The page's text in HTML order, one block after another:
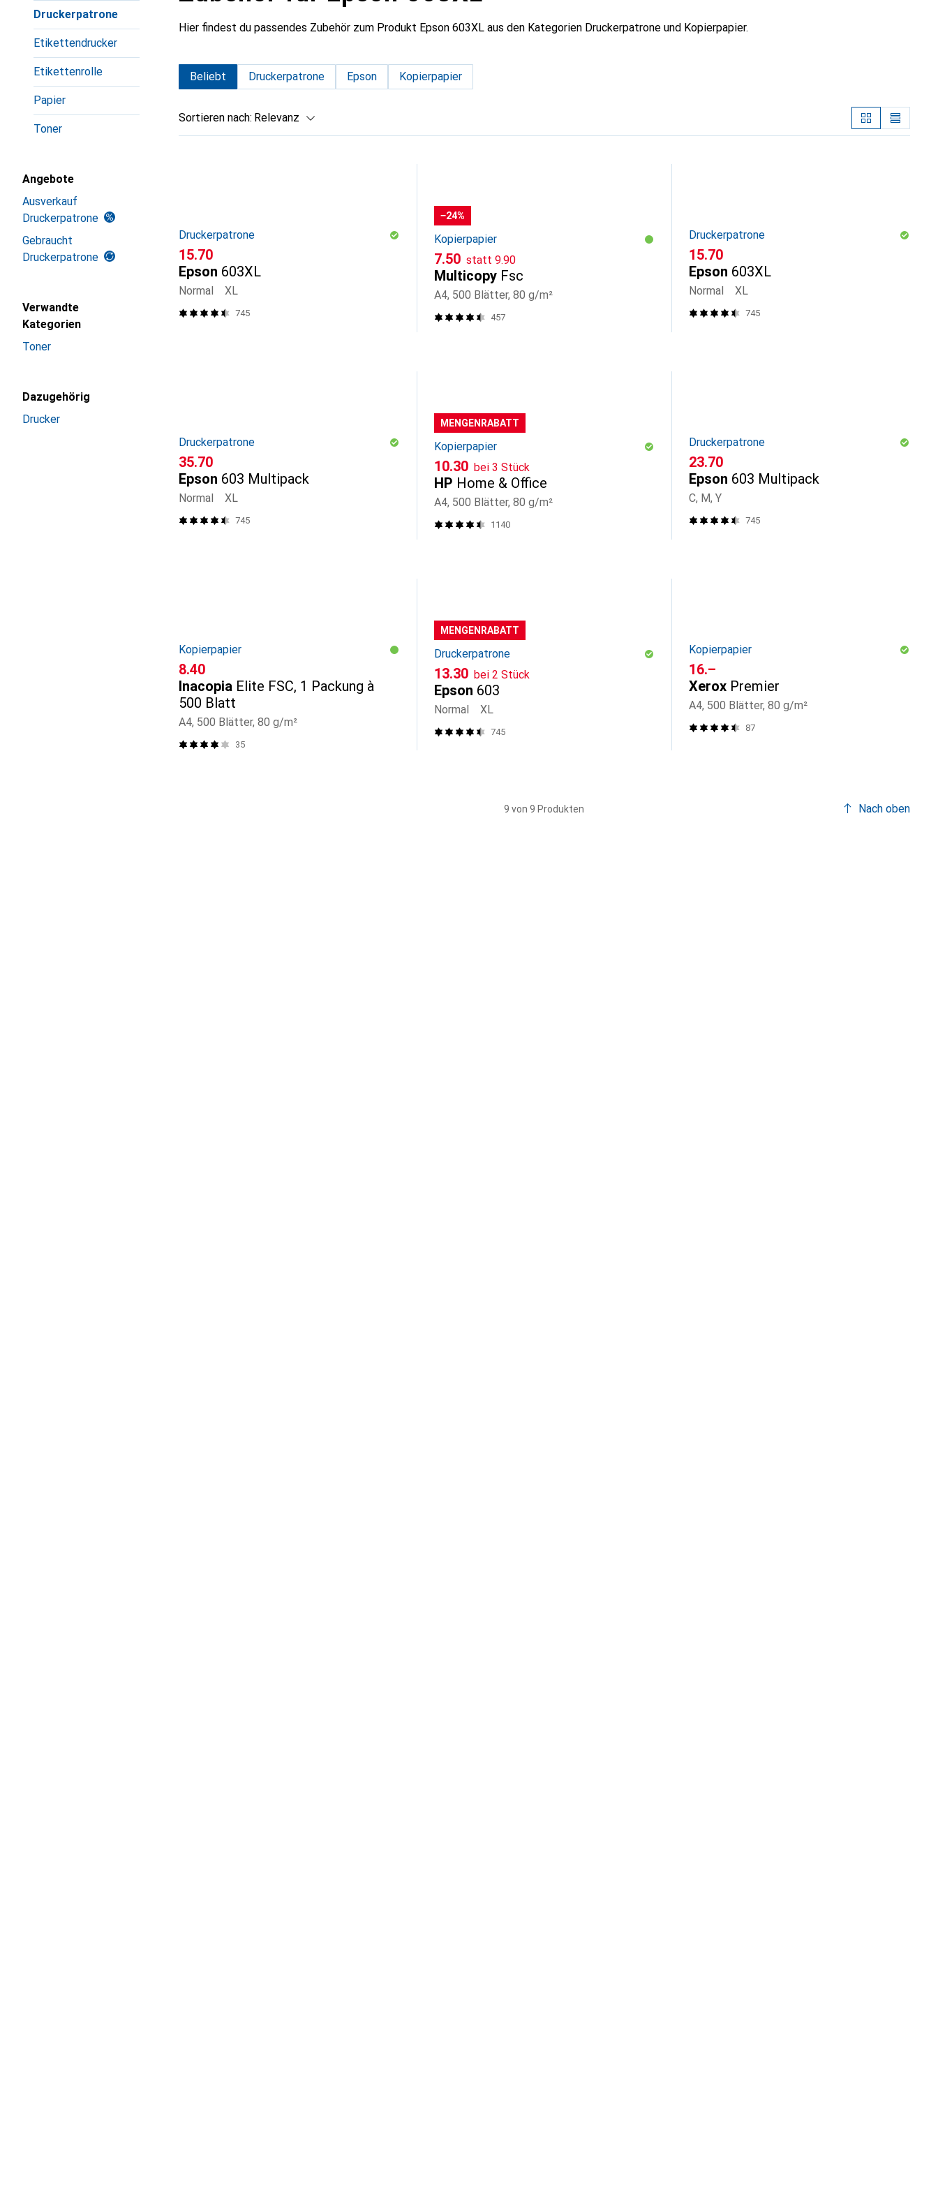
Druckerpatrone
Etikettendrucker
Etikettenrolle
Papier
Toner
Angebote
Ausverkauf
Druckerpatrone
Gebraucht
Druckerpatrone
Verwandte
Kategorien
Toner
Dazugehörig
Drucker
Hier findest du passendes Zubehör zum Produkt Epson 603XL aus den Kategorien Druckerpatrone und Kopierpapier.
Beliebt Druckerpatrone Epson Kopierpapier
Sortieren nach: Relevanz
Druckerpatrone
CHF
15.70
Epson 603XL
Normal XL
745
−24%
Kopierpapier
CHF
7.50 statt CHF
9.90
Multicopy Fsc
A4, 500 Blätter, 80 g/m²
457
Druckerpatrone
CHF
15.70
Epson 603XL
Normal XL
745
Druckerpatrone
CHF
35.70
Epson 603 Multipack
Normal XL
745
MENGENRABATT
Kopierpapier
CHF
10.30 bei 3 Stück
HP Home & Office
A4, 500 Blätter, 80 g/m²
1140
Druckerpatrone
CHF
23.70
Epson 603 Multipack
C, M, Y
745
Kopierpapier
CHF
8.40
Inacopia Elite FSC, 1 Packung à
500 Blatt
A4, 500 Blätter, 80 g/m²
35
MENGENRABATT
Druckerpatrone
CHF
13.30 bei 2 Stück
Epson 603
Normal XL
745
Kopierpapier
CHF
16.–
Xerox Premier
A4, 500 Blätter, 80 g/m²
87
9 von 9 Produkten Nach oben